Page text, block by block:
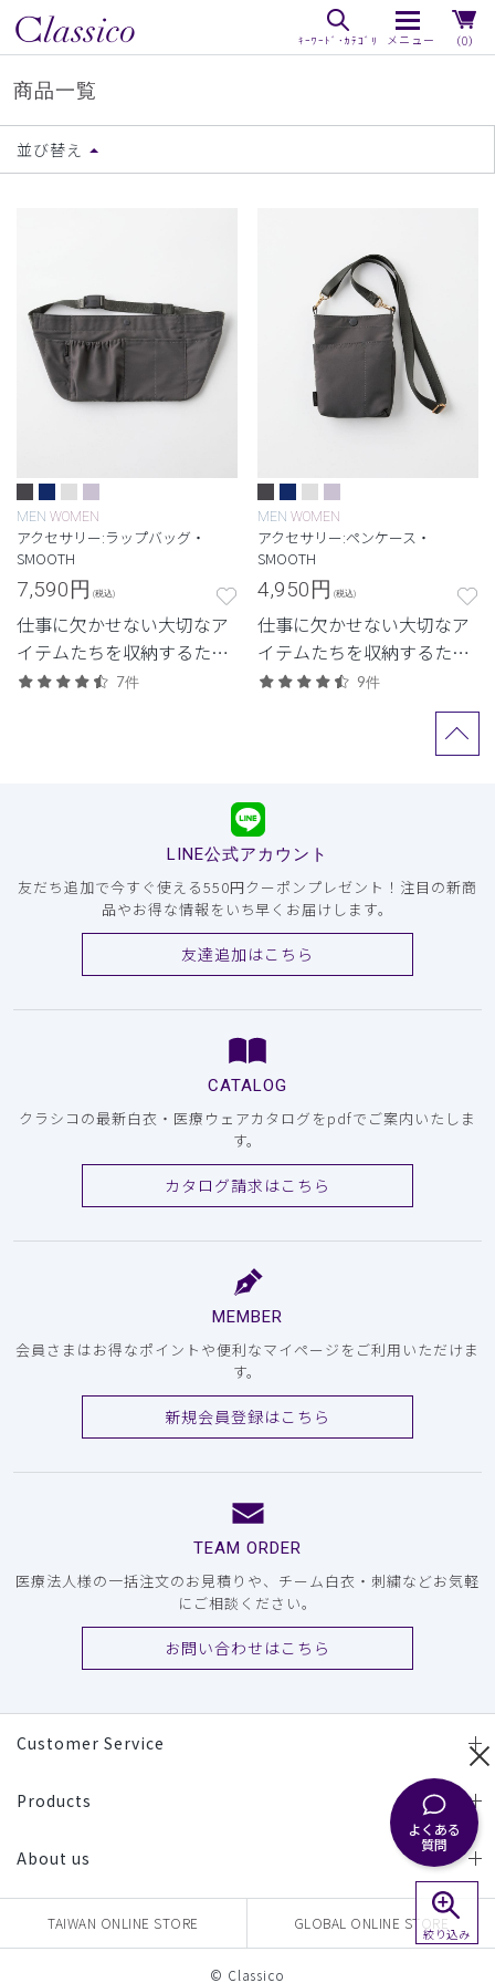
よくある
質問
（0）
商品一覧
並び替え
MEN WOMEN
アクセサリー:ラップバッグ・
SMOOTH
7,590円 (税込)
仕事に欠かせない大切なア
イテムたちを収納するため
のクラシコオリジナルのラ
7件
MEN WOMEN
アクセサリー:ペンケース・
SMOOTH
4,950円 (税込)
仕事に欠かせない大切なア
イテムたちを収納するため
のクラシコオリジナルのペ
9件
絞り込み
LINE公式アカウント
友だち追加で今すぐ使える550円クーポンプレゼント！注目の新商
品やお得な情報をいち早くお届けします。
友達追加はこちら
CATALOG
クラシコの最新白衣・医療ウェアカタログをpdfでご案内いたしま
す。
カタログ請求はこちら
MEMBER
会員さまはお得なポイントや便利なマイページをご利用いただけま
す。
新規会員登録はこちら
TEAM ORDER
医療法人様の一括注文のお見積りや、チーム白衣・刺繍などお気軽
にご相談ください。
お問い合わせはこちら
Customer Service
Products
About us
TAIWAN ONLINE STORE GLOBAL ONLINE STORE
© Classico